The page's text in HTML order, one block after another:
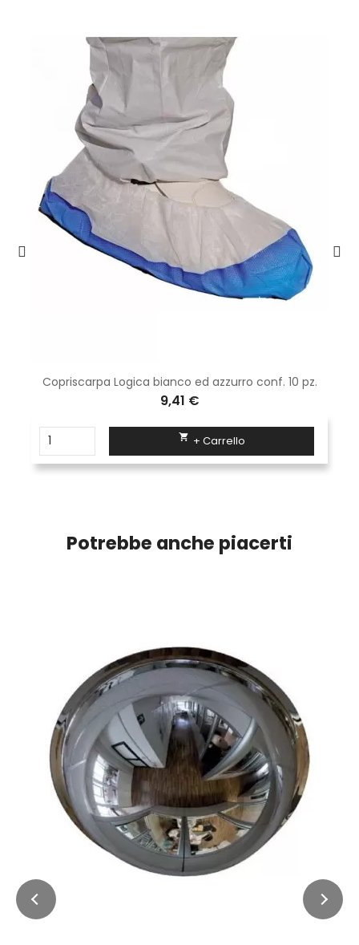
Copriscarpa Logica bianco ed azzurro conf. 10 pz.
9,41 €
 + Carrello
Potrebbe anche piacerti